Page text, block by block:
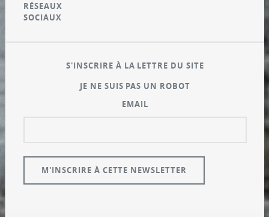
RÉSEAUX
SOCIAUX
S'INSCRIRE À LA LETTRE DU SITE
JE NE SUIS PAS UN ROBOT
EMAIL